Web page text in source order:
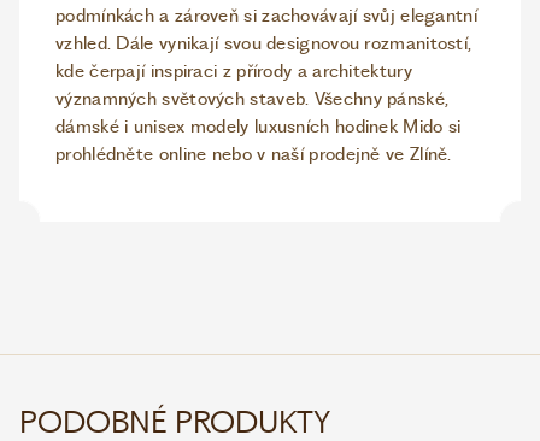
podmínkách a zároveň si zachovávají svůj elegantní
vzhled. Dále vynikají svou designovou rozmanitostí,
kde čerpají inspiraci z přírody a architektury
významných světových staveb. Všechny pánské,
dámské i unisex modely luxusních hodinek Mido si
prohlédněte online nebo v naší prodejně ve Zlíně.
PODOBNÉ PRODUKTY